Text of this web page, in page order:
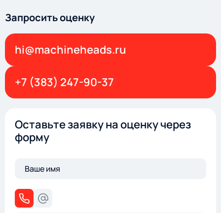
Запросить оценку
hi@machineheads.ru
+7 (383) 247-90-37
Оставьте заявку на оценку через
форму